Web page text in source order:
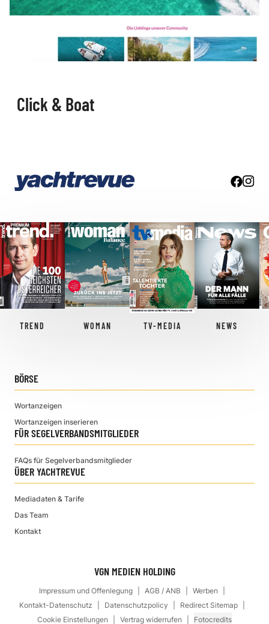
Click & Boat
TREND WOMAN TV-MEDIA NEWS
BÖRSE
Wortanzeigen
Wortanzeigen inserieren
FÜR SEGELVERBANDSMITGLIEDER
FAQs für Segelverbandsmitglieder
ÜBER YACHTREVUE
Mediadaten & Tarife
Das Team
Kontakt
VGN MEDIEN HOLDING
Impressum und Offenlegung AGB / ANB
Werben
Kontakt-Datenschutz
Datenschutzpolicy
Redirect Sitemap
Cookie Einstellungen
Vertrag widerrufen Fotocredits